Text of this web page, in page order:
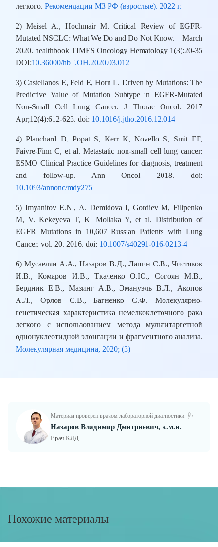
легкого. Рекомендации МЗ РФ (взрослые). 2022 г.
2) Meisel A., Hochmair M. Critical Review of EGFR-
Mutated NSCLC: What We Do and Do Not Know. March
2020. healthbook TIMES Oncology Hematology 1(3):20-35
DOI:10.36000/hbT.OH.2020.03.012
3) Castellanos E, Feld E, Horn L. Driven by Mutations: The
Predictive Value of Mutation Subtype in EGFR-Mutated
Non-Small Cell Lung Cancer. J Thorac Oncol. 2017
Apr;12(4):612-623. doi: 10.1016/j.jtho.2016.12.014
4) Planchard D, Popat S, Kerr K, Novello S, Smit EF,
Faivre-Finn C, et al. Metastatic non-small cell lung cancer:
ESMO Clinical Practice Guidelines for diagnosis, treatment
and follow-up. Ann Oncol 2018. doi:
10.1093/annonc/mdy275
5) Imyanitov E.N., A. Demidova I, Gordiev M, Filipenko
M, V. Kekeyeva T, K. Moliaka Y, et al. Distribution of
EGFR Mutations in 10,607 Russian Patients with Lung
Cancer. vol. 20. 2016. doi: 10.1007/s40291-016-0213-4
6) Мусаелян А.А., Назаров В.Д., Лапин С.В., Чистяков
И.В., Комаров И.В., Ткаченко О.Ю., Согоян М.В.,
Бердник Е.В., Мазинг А.В., Эмануэль В.Л., Акопов
А.Л., Орлов С.В., Багненко С.Ф. Молекулярно-
генетическая характеристика немелкоклеточного рака
легкого с использованием метода мультитаргетной
однонуклеотидной элонгации и фрагментного анализа.
Молекулярная медицина, 2020; (3)
Материал проверен врачом лабораторной диагностики 🩺
Назаров Владимир Дмитриевич, к.м.н.
Врач КЛД
Похожие материалы